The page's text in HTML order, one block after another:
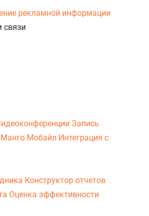
рекламной информации
связи
Запись
Манго Мобайл Интеграция с
Конструктор отчетов
Оценка эффективности